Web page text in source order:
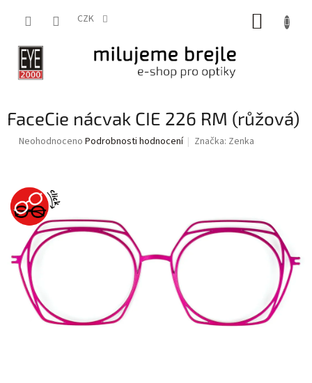
CZK
FaceCie nácvak CIE 226 RM (růžová)
Průměrné
0,0
z
5
hvězdiček.
Neohodnoceno Podrobnosti hodnocení Značka: Zenka